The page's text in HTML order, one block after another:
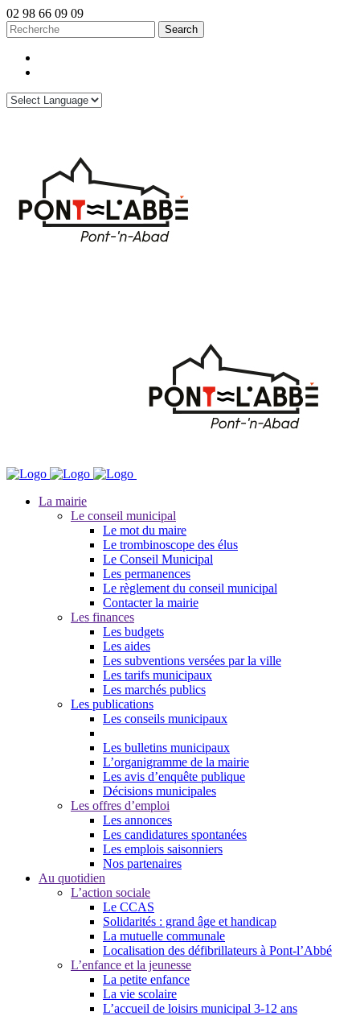
02 98 66 09 09
La mairie
Le conseil municipal
Le mot du maire
Le trombinoscope des élus
Le Conseil Municipal
Les permanences
Le règlement du conseil municipal
Contacter la mairie
Les finances
Les budgets
Les aides
Les subventions versées par la ville
Les tarifs municipaux
Les marchés publics
Les publications
Les conseils municipaux
Les bulletins municipaux
L’organigramme de la mairie
Les avis d’enquête publique
Décisions municipales
Les offres d’emploi
Les annonces
Les candidatures spontanées
Les emplois saisonniers
Nos partenaires
Au quotidien
L’action sociale
Le CCAS
Solidarités : grand âge et handicap
La mutuelle communale
Localisation des défibrillateurs à Pont-l’Abbé
L’enfance et la jeunesse
La petite enfance
La vie scolaire
L’accueil de loisirs municipal 3-12 ans